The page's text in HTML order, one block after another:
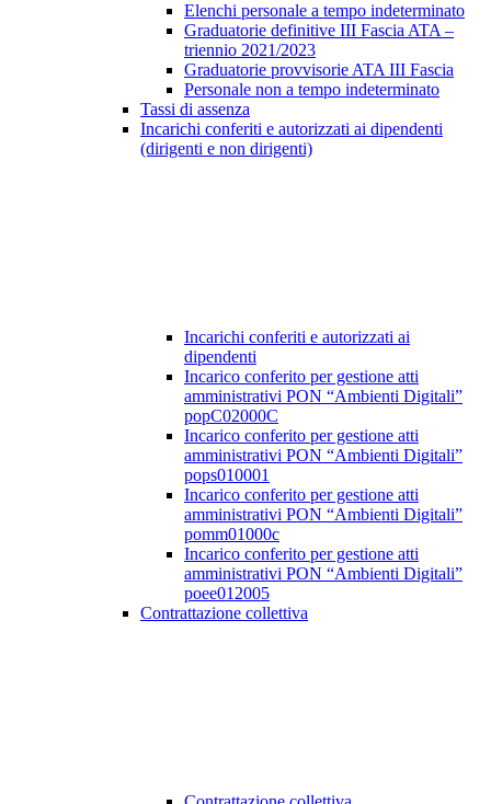
Elenchi personale a tempo indeterminato
Graduatorie definitive III Fascia ATA –
triennio 2021/2023
Graduatorie provvisorie ATA III Fascia
Personale non a tempo indeterminato
Tassi di assenza
Incarichi conferiti e autorizzati ai dipendenti
(dirigenti e non dirigenti)
Incarichi conferiti e autorizzati ai
dipendenti
Incarico conferito per gestione atti
amministrativi PON “Ambienti Digitali”
popC02000C
Incarico conferito per gestione atti
amministrativi PON “Ambienti Digitali”
pops010001
Incarico conferito per gestione atti
amministrativi PON “Ambienti Digitali”
pomm01000c
Incarico conferito per gestione atti
amministrativi PON “Ambienti Digitali”
poee012005
Contrattazione collettiva